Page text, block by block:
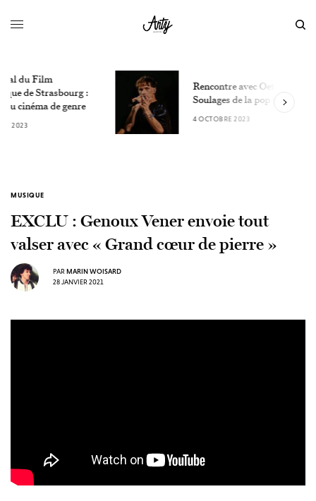
Rencontre avec Oete, le
Soulages de la pop française
4 OCTOBRE 2023
MUSIQUE
EXCLU : Genoux Vener envoie tout
valser avec « Grand cœur de pierre »
PAR MARIN WOISARD
28 JANVIER 2021